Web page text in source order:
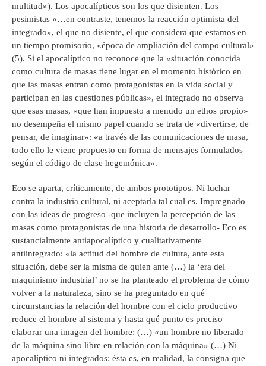
multitud»). Los apocalípticos son los que disienten. Los
pesimistas «…en contraste, tenemos la reacción optimista del
integrado», el que no disiente, el que considera que estamos en
un tiempo promisorio, «época de ampliación del campo cultural»
(5). Si el apocalíptico no reconoce que la «situación conocida
como cultura de masas tiene lugar en el momento histórico en
que las masas entran como protagonistas en la vida social y
participan en las cuestiones públicas», el integrado no observa
que esas masas, «que han impuesto a menudo un ethos propio»
no desempeña el mismo papel cuando se trata de «divertirse, de
pensar, de imaginar»: «a través de las comunicaciones de masa,
todo ello le viene propuesto en forma de mensajes formulados
según el código de clase hegemónica».
Eco se aparta, críticamente, de ambos prototipos. Ni luchar
contra la industria cultural, ni aceptarla tal cual es. Impregnado
con las ideas de progreso -que incluyen la percepción de las
masas como protagonistas de una historia de desarrollo- Eco es
sustancialmente antiapocalíptico y cualitativamente
antiintegrado: «la actitud del hombre de cultura, ante esta
situación, debe ser la misma de quien ante (…) la ‘era del
maquinismo industrial’ no se ha planteado el problema de cómo
volver a la naturaleza, sino se ha preguntado en qué
circunstancias la relación del hombre con el ciclo productivo
reduce el hombre al sistema y hasta qué punto es preciso
elaborar una imagen del hombre: (…) «un hombre no liberado
de la máquina sino libre en relación con la máquina» (…) Ni
apocalíptico ni integrados: ésta es, en realidad, la consigna que